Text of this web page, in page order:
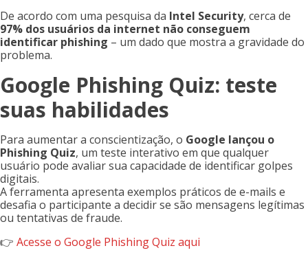
De acordo com uma pesquisa da Intel Security, cerca de
97% dos usuários da internet não conseguem
identificar phishing – um dado que mostra a gravidade do
problema.
Google Phishing Quiz: teste
suas habilidades
Para aumentar a conscientização, o Google lançou o
Phishing Quiz, um teste interativo em que qualquer
usuário pode avaliar sua capacidade de identificar golpes
digitais.
A ferramenta apresenta exemplos práticos de e-mails e
desafia o participante a decidir se são mensagens legítimas
ou tentativas de fraude.
👉 Acesse o Google Phishing Quiz aqui